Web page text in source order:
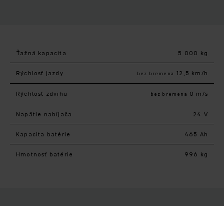
Ťažná kapacita 5 000 kg
Rýchlosť jazdy bez bremena 12,5 km/h
Rýchlosť zdvihu bez bremena 0 m/s
Napätie nabíjača 24 V
Kapacita batérie 465 Ah
Hmotnosť batérie 996 kg